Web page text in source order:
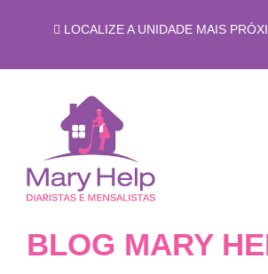
LOCALIZE A UNIDADE MAIS
BLOG MARY